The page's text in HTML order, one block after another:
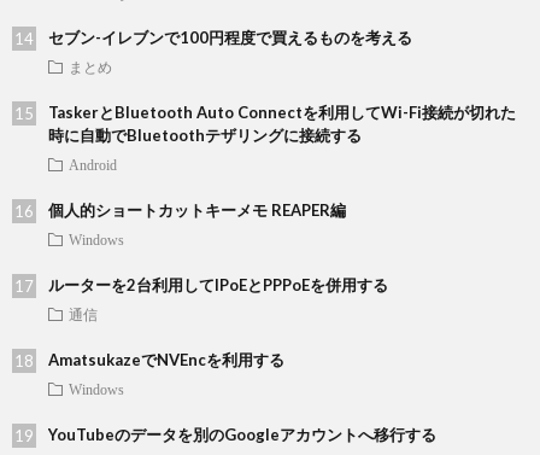
セブン-イレブンで100円程度で買えるものを考える
まとめ
TaskerとBluetooth Auto Connectを利用してWi-Fi接続が切れた
時に自動でBluetoothテザリングに接続する
Android
個人的ショートカットキーメモ REAPER編
Windows
ルーターを2台利用してIPoEとPPPoEを併用する
通信
AmatsukazeでNVEncを利用する
Windows
YouTubeのデータを別のGoogleアカウントへ移行する